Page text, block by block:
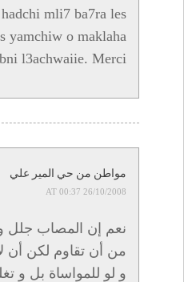
mli7 ba7ra les
yamchiw o maklaha
l3achwaiie. Merci
مواطن من حي المير علي
26/10/2008 AT 00:37
نعم إن المصاب جلل و
من أن تقاوم لكن أن
و لو للمواساة بل و